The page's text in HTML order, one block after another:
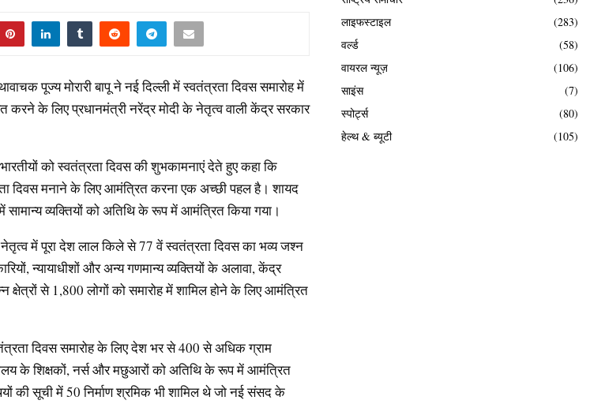
पूज्य मोरारी बापू ने नई दिल्ली में स्वतंत्रता दिवस समारोह में
करने के लिए प्रधानमंत्री नरेंद्र मोदी के नेतृत्व वाली केंद्र सरकार
को स्वतंत्रता दिवस की शुभकामनाएं देते हुए कहा कि
दिवस मनाने के लिए आमंत्रित करना एक अच्छी पहल है। शायद
सामान्य व्यक्तियों को अतिथि के रूप में आमंत्रित किया गया।
में पूरा देश लाल किले से 77 वें स्वतंत्रता दिवस का भव्य जश्न
न्यायाधीशों और अन्य गणमान्य व्यक्तियों के अलावा, केंद्र
क्षेत्रों से 1,800 लोगों को समारोह में शामिल होने के लिए आमंत्रित
दिवस समारोह के लिए देश भर से 400 से अधिक ग्राम
के शिक्षकों, नर्स और मछुआरों को अतिथि के रूप में आमंत्रित
की सूची में 50 निर्माण श्रमिक भी शामिल थे जो नई संसद के
लाइफस्टाइल
(283)
वर्ल्ड
(58)
वायरल न्यूज़
(106)
साइंस
(7)
स्पोर्ट्स
(80)
हेल्थ & ब्यूटी
(105)